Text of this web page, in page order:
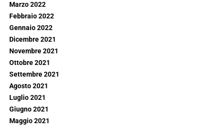
Marzo 2022
Febbraio 2022
Gennaio 2022
Dicembre 2021
Novembre 2021
Ottobre 2021
Settembre 2021
Agosto 2021
Luglio 2021
Giugno 2021
Maggio 2021